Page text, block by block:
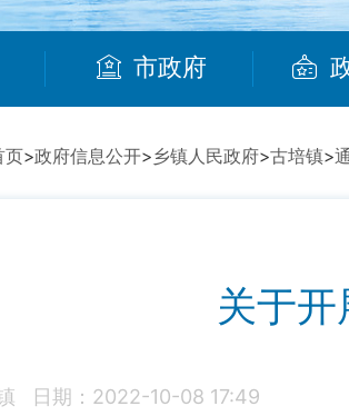
市政府
页>政府信息公开>乡镇人民政府>古培镇>
关于
日期：2022-10-08 17:49